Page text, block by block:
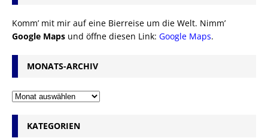
Komm’ mit mir auf eine Bierreise um die Welt. Nimm’
Google Maps und öffne diesen Link: Google Maps.
MONATS-ARCHIV
KATEGORIEN